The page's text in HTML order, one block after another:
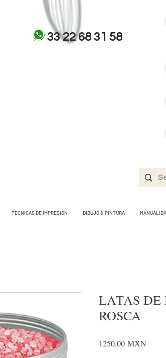
33 22 68 31 58
TECNICAS DE IMPRESIÓN DIBUJO & PINTURA
LATAS DE
ROSCA
1250,00 MXN